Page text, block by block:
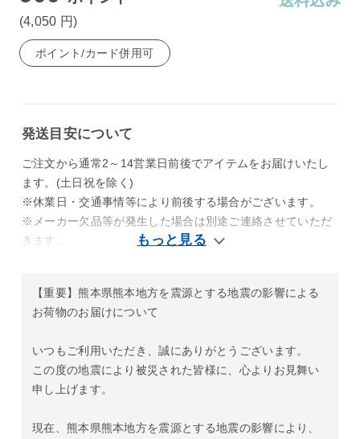
(4,050 円)
ポイント/カード併用可
発送目安について
ご注文から通常2～14営業日前後でアイテムをお届けいたし
ます。(土日祝を除く)
※休業日・交通事情等により前後する場合がございます。
※メーカー欠品等が発生した場合は別途ご連絡させていただ
きます。
【重要】熊本県熊本地方を震源とする地震の影響による
お荷物のお届けについて
いつもご利用いただき、誠にありがとうございます。
この度の地震により被災された皆様に、心よりお見舞い
申し上げます。
現在、熊本県熊本地方を震源とする地震の影響により、